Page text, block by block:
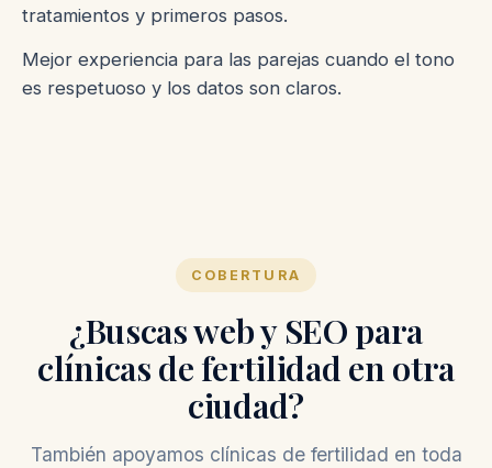
tratamientos y primeros pasos.
Mejor experiencia para las parejas cuando el tono
es respetuoso y los datos son claros.
COBERTURA
¿Buscas web y SEO para
clínicas de fertilidad en otra
ciudad?
También apoyamos clínicas de fertilidad en toda